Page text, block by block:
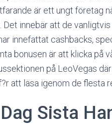
är ett ungt företag
innebär att de
innefattat cashbacks,
bonusen är att klicka på
på LeoVegas
att läsa igenom de flesta
Sista